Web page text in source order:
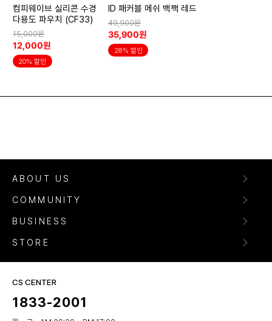
컴피웨이브 실리콘 수경
다용도 파우치 (CF33)
15,000원
12,000원
20% 할인
ID 패커블 메쉬 백팩 레드
49,900원
35,900원
28% 할인
ABOUT US
COMMUNITY
BUSINESS
STORE
CS CENTER
1833-2001